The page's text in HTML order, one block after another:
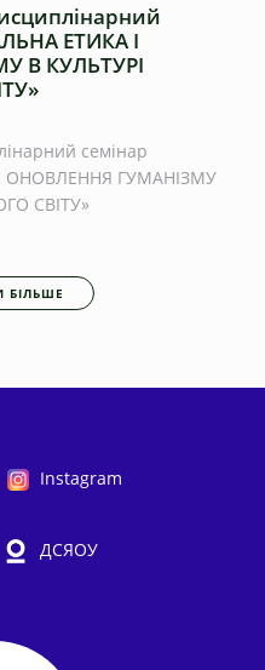
ЕТИКА І
В КУЛЬТУРІ
семінар
ОНОВЛЕННЯ ГУМАНІЗМУ
СВІТУ»
БІЛЬШЕ
Instagram
ДСЯОУ